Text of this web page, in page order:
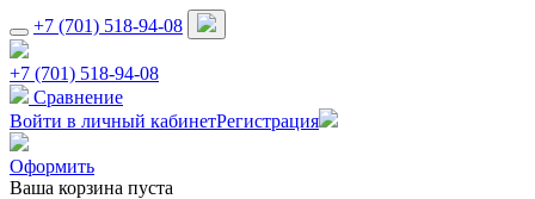
+7 (701) 518-94-08
+7 (701) 518-94-08
Сравнение
Войти в личный кабинетРегистрация
Оформить
Ваша корзина пуста